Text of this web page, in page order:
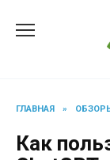
ГЛАВНАЯ »
Как